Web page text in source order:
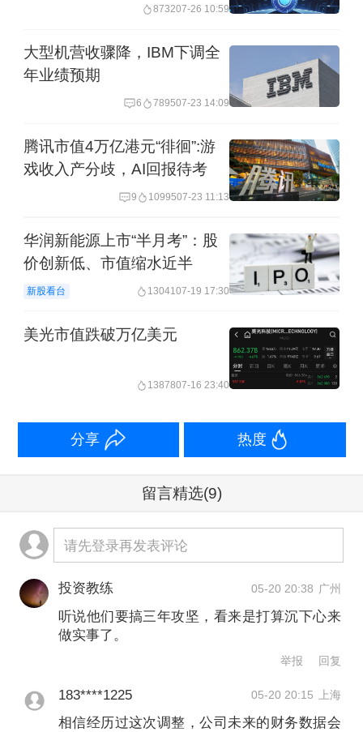
部/诊所272家；境外已布局179家眼科中
心及诊所。
2025年，爱尔眼科实现营业收入223.53
司股东的净利润32.4亿元，同比下降
8.88%，是公司上市以来首次出现净利
具体到公司产品收入，除了屈光项目收
入同比增长10.26%外，其他产品如白内
障项目、眼前段项目等收入增长均低于
中，爱尔眼科2025年的收入虽然位列板
爱尔眼科曾经是市场中的白马股之一，
但近年来，公司股价持续走低，当前股
价每股不足10元，关于公司增长是否失
速也受到关注。
5月18日，在爱尔眼科2025年年度股东
大会上，公司董事长陈邦表示，公司自
873207-26 10:59
大型机营收骤降，IBM下调全
年业绩预期
6 789507-23 14:09
腾讯市值4万亿港元“徘徊”:游
戏收入产分歧，AI回报待考
9 1099507-23 11:13
华润新能源上市“半月考”：股
价创新低、市值缩水近半
新股看台 1304107-19 17:30
美光市值跌破万亿美元
1387807-16 23:40
分享 热度
留言精选(9)
请先登录再发表评论
投资教练 05-20 20:38 广州
听说他们要搞三年攻坚，看来是打算沉下心来
做实事了。
举报 回复
183****1225 05-20 20:15 上海
相信经历过这次调整，公司未来的财务数据会